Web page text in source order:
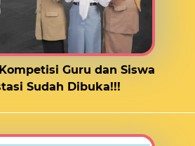
Guru dan Siswa
Sudah Dibuka!!!